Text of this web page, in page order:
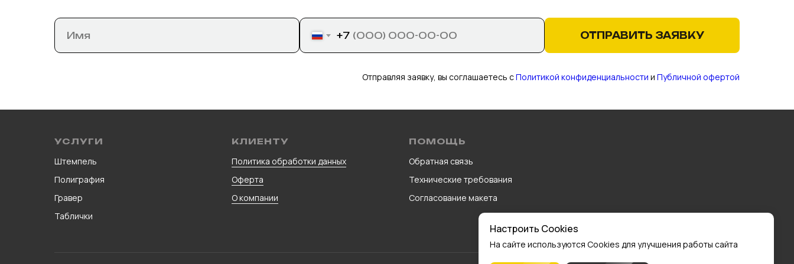
+7 ОТПРАВИТЬ ЗАЯВКУ
Отправляя заявку, вы соглашаетесь сПолитикой конфиденциальности и Публичной офертой
УСЛУГИ
Штемпель
Полиграфия
Гравер
Таблички
КЛИЕНТУ
Политика обработки данных
Оферта
О компании
ПОМОЩЬ
Обратная связь
Технические требования
Согласование макета
Настроить Cookies
На сайте используются Cookies для улучшения работы сайта